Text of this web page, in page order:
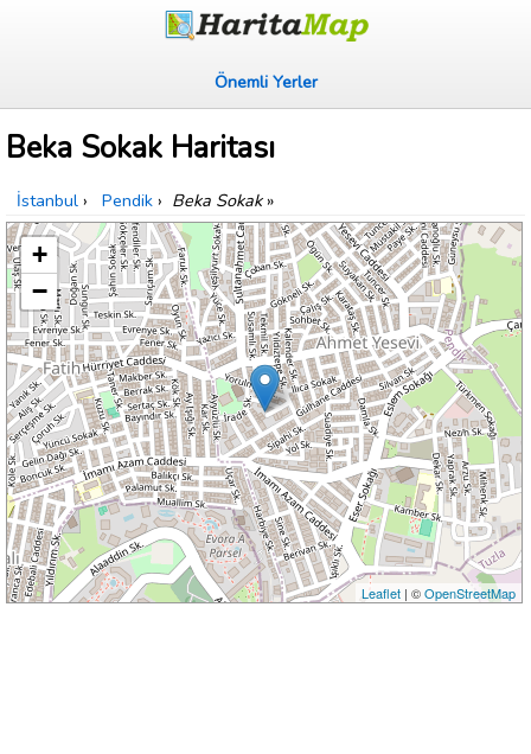
Önemli Yerler
Beka Sokak Haritası
İstanbul › Pendik › Beka Sokak»
+
−
Leaflet| ©OpenStreetMap